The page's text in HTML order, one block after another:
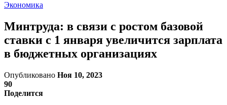
Экономика
Минтруда: в связи с ростом базовой
ставки с 1 января увеличится зарплата
в бюджетных организациях
Опубликовано Ноя 10, 2023
90
Поделится